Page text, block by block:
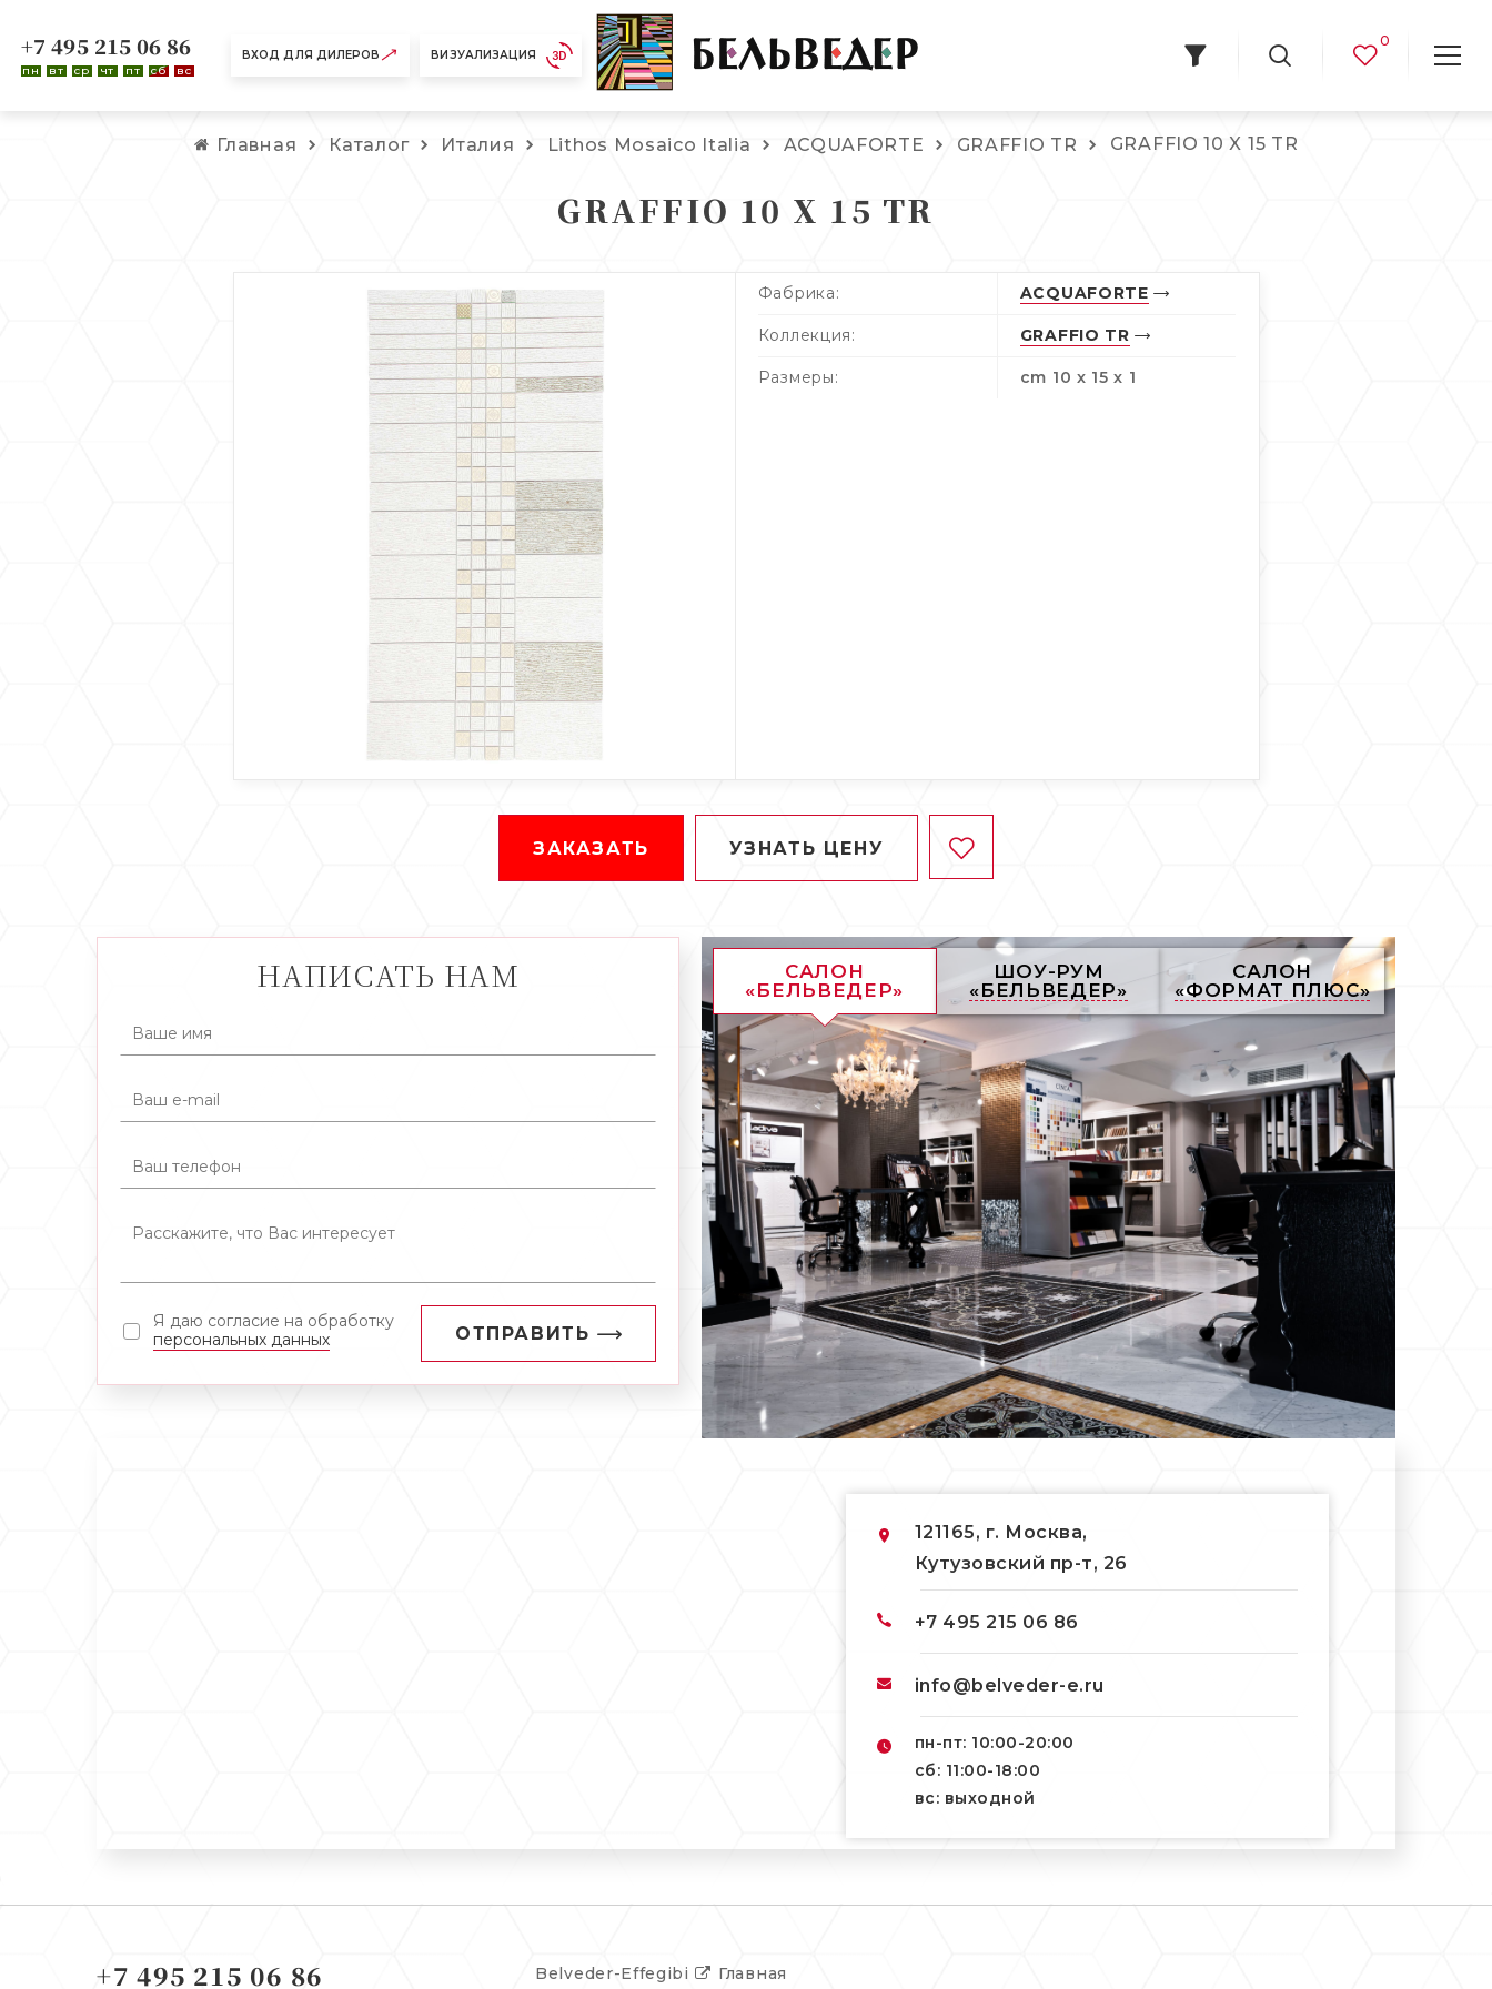
ВХОД ДЛЯ ДИЛЕРОВ ВИЗУАЛИЗАЦИЯ
+7 495 215 06 86
пн вт ср чт пт сб вс
0
Главная Каталог Италия Lithos Mosaico Italia ACQUAFORTE GRAFFIO TR GRAFFIO 10 X 15 TR
GRAFFIO 10 X 15 TR
Фабрика: ACQUAFORTE
Коллекция: GRAFFIO TR
Размеры: cm 10 x 15 x 1
ЗАКАЗАТЬ УЗНАТЬ ЦЕНУ
НАПИСАТЬ НАМ
Я даю согласие на обработку
персональных данных
ОТПРАВИТЬ
САЛОН
«БЕЛЬВЕДЕР»
ШОУ-РУМ
«БЕЛЬВЕДЕР»
САЛОН
«ФОРМАТ ПЛЮС»
121165, г. Москва,
Кутузовский пр-т, 26
+7 495 215 06 86
info@belveder-e.ru
пн-пт: 10:00-20:00
сб: 11:00-18:00
вс: выходной
+7 495 215 06 86 Главная
Belveder-Effegibi